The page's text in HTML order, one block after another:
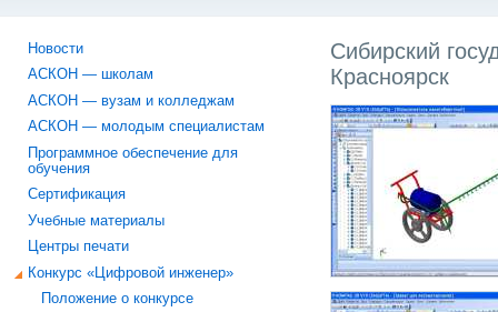
Новости
АСКОН — школам
АСКОН — вузам и колледжам
АСКОН — молодым специалистам
Программное обеспечение для
обучения
Сертификация
Учебные материалы
Центры печати
Конкурс «Цифровой инженер»
Положение о конкурсе
Сибирский
Красноярск